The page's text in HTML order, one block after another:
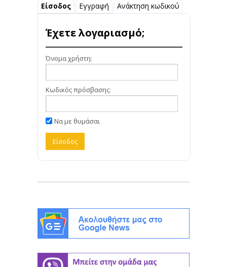
Είσοδος Εγγραφή Ανάκτηση κωδικού
Έχετε λογαριασμό;
Όνομα χρήστη:
Κωδικός πρόσβασης:
Να με θυμάσαι